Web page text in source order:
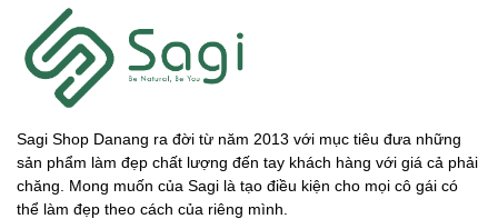
Sagi Shop Danang ra đời từ năm 2013 với mục tiêu đưa những
sản phẩm làm đẹp chất lượng đến tay khách hàng với giá cả phải
chăng. Mong muốn của Sagi là tạo điều kiện cho mọi cô gái có
thể làm đẹp theo cách của riêng mình.